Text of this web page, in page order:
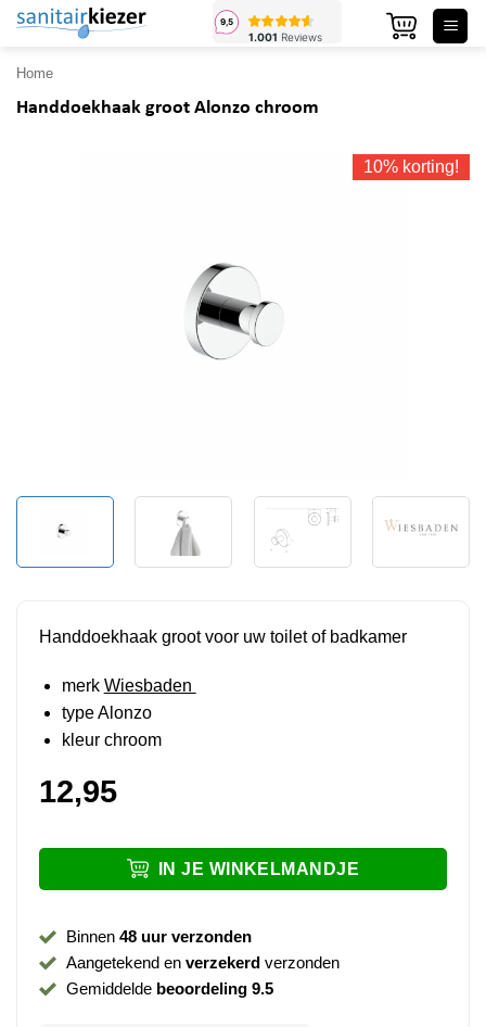
Ga
inhoud
Home
Handdoekhaak groot Alonzo chroom
10% korting!
Handdoekhaak groot voor uw toilet of badkamer
merk Wiesbaden
type Alonzo
kleur chroom
12,95
IN JE WINKELMANDJE
Binnen 48 uur verzonden
Aangetekend en verzekerdverzonden
Gemiddelde beoordeling 9.5